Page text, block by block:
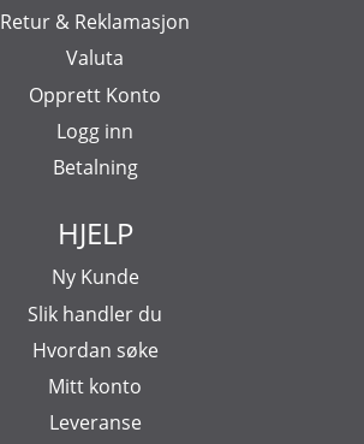
Retur & Reklamasjon
Valuta
Opprett Konto
Logg inn
Betalning
HJELP
Ny Kunde
Slik handler du
Hvordan søke
Mitt konto
Leveranse